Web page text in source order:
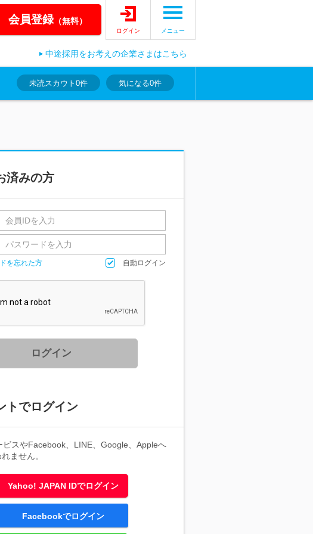
会員登録（無料）
ログイン メニュー
中途採用をお考えの企業さまはこちら
未読スカウト 0件 気になる0件
済みの方
を忘れた方 自動ログイン
ログイン
トでログイン
スやFacebook、LINE、Google、Appleへ
ません。
Yahoo! JAPAN IDでログイン
Facebookでログイン